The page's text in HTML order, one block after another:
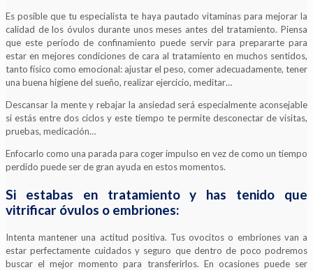
Es posible que tu especialista te haya pautado vitaminas para mejorar la
calidad de los óvulos durante unos meses antes del tratamiento. Piensa
que este período de confinamiento puede servir para prepararte para
estar en mejores condiciones de cara al tratamiento en muchos sentidos,
tanto físico como emocional: ajustar el peso, comer adecuadamente, tener
una buena higiene del sueño, realizar ejercicio, meditar…
Descansar la mente y rebajar la ansiedad será especialmente aconsejable
si estás entre dos ciclos y este tiempo te permite desconectar de visitas,
pruebas, medicación…
Enfocarlo como una parada para coger impulso en vez de como un tiempo
perdido puede ser de gran ayuda en estos momentos.
Si estabas en tratamiento y has tenido que
vitrificar óvulos o embriones:
Intenta mantener una actitud positiva. Tus ovocitos o embriones van a
estar perfectamente cuidados y seguro que dentro de poco podremos
buscar el mejor momento para transferirlos. En ocasiones puede ser